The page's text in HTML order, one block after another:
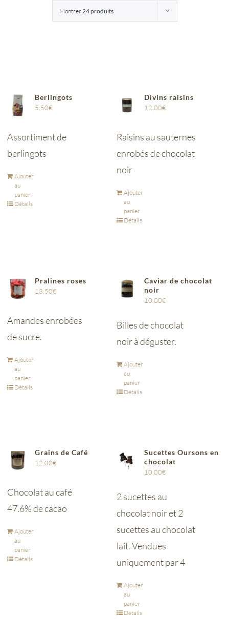
Montrer24 produits
Berlingots
5,50€
Assortiment de
berlingots
Ajouter
au
panier
Détails
Divins raisins
12,00€
Raisins au sauternes
enrobés de chocolat
noir
Ajouter
au
panier
Détails
Pralines roses
13,50€
Amandes enrobées
de sucre.
Ajouter
au
panier
Détails
Caviar de chocolat
noir
10,00€
Billes de chocolat
noir à déguster.
Ajouter
au
panier
Détails
Grains de Café
12,00€
Chocolat au café
47.6% de cacao
Ajouter
au
panier
Détails
Sucettes Oursons en
chocolat
10,00€
2 sucettes au
chocolat noir et 2
sucettes au chocolat
lait. Vendues
uniquement par 4
Ajouter
au
panier
Détails